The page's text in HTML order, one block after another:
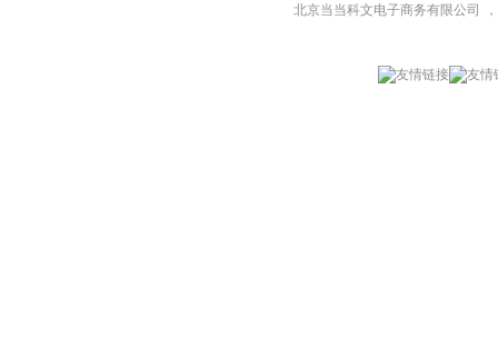
北京当当科文电子商务有限公司